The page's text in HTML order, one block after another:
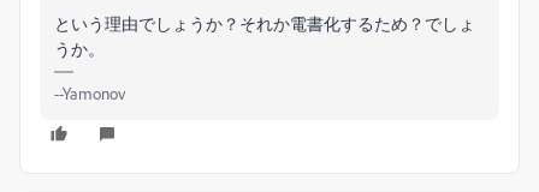
という理由でしょうか？それか電書化するため？でしょ
うか。
--Yamonov